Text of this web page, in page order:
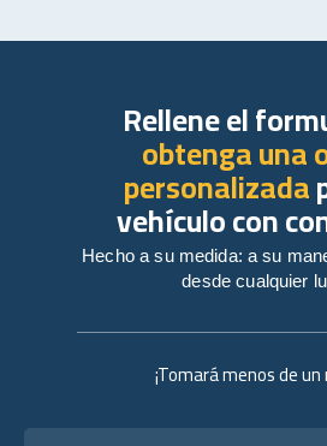
¡Tomará menos de
Rellene el
obtenga una
personalizada
vehículo con
Hecho a su medida: a su
desde cualquier